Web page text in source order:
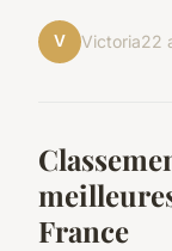
V Victoria22
France